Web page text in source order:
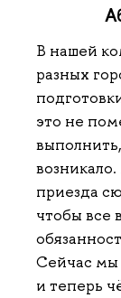
В нашей
разных
это не
приезда
чтобы все
Сейчас мы
и теперь